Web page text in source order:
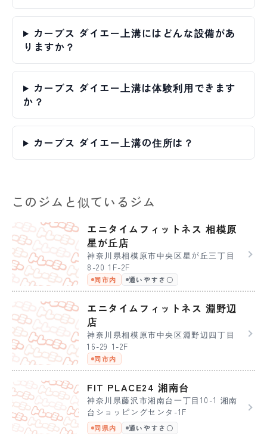
カーブス ダイエー上溝にはどんな設備があ
りますか？
カーブス ダイエー上溝は体験利用できます
か？
カーブス ダイエー上溝の住所は？
このジムと似ているジム
エニタイムフィットネス 相模原
星が丘店
神奈川県相模原市中央区星が丘三丁目
8-20 1F-2F
同市内 通いやすさ〇
エニタイムフィットネス 淵野辺
店
神奈川県相模原市中央区淵野辺四丁目
16-29 1-2F
同市内
FIT PLACE24 湘南台
神奈川県藤沢市湘南台一丁目10-1 湘南
台ショッピングセンタ-1F
同県内 通いやすさ〇